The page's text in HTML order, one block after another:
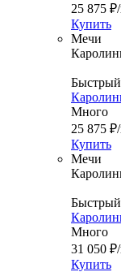
25 875 ₽
Купить
Мечи
Много
25 875 ₽
Купить
Мечи
Много
31 050 ₽
Купить